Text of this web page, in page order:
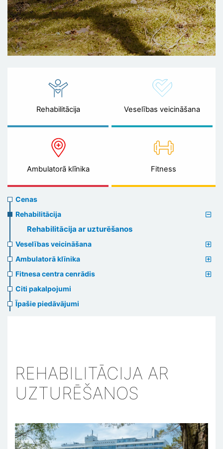
Rehabilitācija Veselības veicināšana
Ambulatorā klīnika Fitness
Prices
menu
Cenas
Rehabilitācija
Rehabilitācija ar uzturēšanos
Veselības veicināšana
Ambulatorā klīnika
Fitnesa centra cenrādis
Citi pakalpojumi
Īpašie piedāvājumi
REHABILITĀCIJA AR
UZTURĒŠANOS